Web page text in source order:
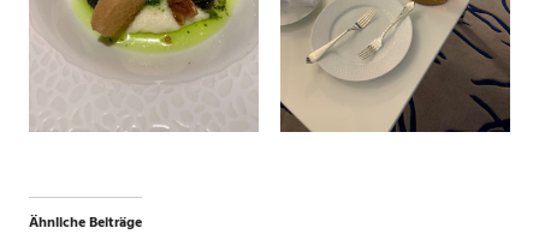
Ähnliche Beiträge